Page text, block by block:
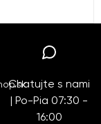
Chatujte s nami
| Po-Pia 07:30 -
16:00